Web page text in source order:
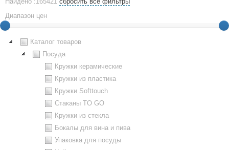
Диапазон цен
Каталог товаров
Посуда
Кружки керамические
Кружки из пластика
Кружки Softtouch
Стаканы TO GO
Кружки из стекла
Бокалы для вина и пива
Упаковка для посуды